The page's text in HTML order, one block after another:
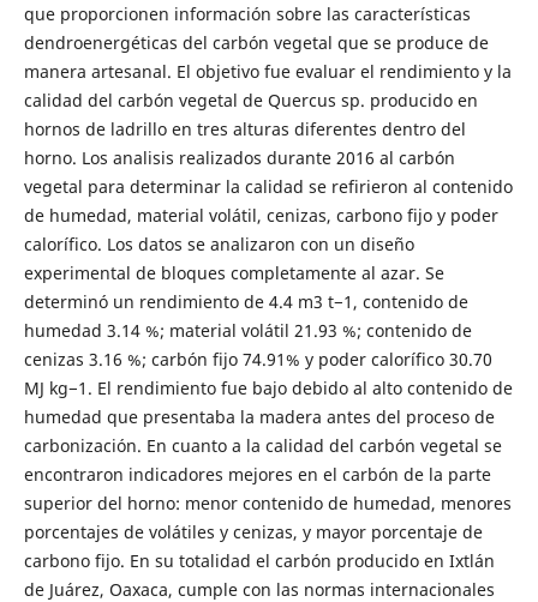
que proporcionen información sobre las características
dendroenergéticas del carbón vegetal que se produce de
manera artesanal. El objetivo fue evaluar el rendimiento y la
calidad del carbón vegetal de Quercus sp. producido en
hornos de ladrillo en tres alturas diferentes dentro del
horno. Los analisis realizados durante 2016 al carbón
vegetal para determinar la calidad se refirieron al contenido
de humedad, material volátil, cenizas, carbono fijo y poder
calorífico. Los datos se analizaron con un diseño
experimental de bloques completamente al azar. Se
determinó un rendimiento de 4.4 m3 t−1, contenido de
humedad 3.14 %; material volátil 21.93 %; contenido de
cenizas 3.16 %; carbón fijo 74.91% y poder calorífico 30.70
MJ kg−1. El rendimiento fue bajo debido al alto contenido de
humedad que presentaba la madera antes del proceso de
carbonización. En cuanto a la calidad del carbón vegetal se
encontraron indicadores mejores en el carbón de la parte
superior del horno: menor contenido de humedad, menores
porcentajes de volátiles y cenizas, y mayor porcentaje de
carbono fijo. En su totalidad el carbón producido en Ixtlán
de Juárez, Oaxaca, cumple con las normas internacionales